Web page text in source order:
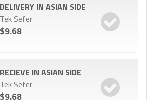
DELIVERY IN ASIAN SIDE
Tek Sefer
$9.68
RECIEVE IN ASIAN SIDE
Tek Sefer
$9.68